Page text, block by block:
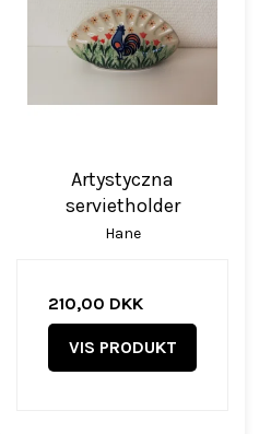
Artystyczna
servietholder
Hane
210,00 DKK
VIS PRODUKT